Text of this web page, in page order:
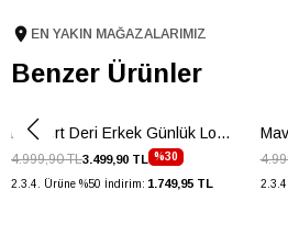
Bu günlük erkek loafer ayakkabı
ister şortlarla kombinleyin, her ortamda dikkat
Yaz akşamları için hafif ve şık bir
Renk Lacivert
EN YAKIN MAĞAZALARIMIZ
Benzer Ürünler
Lacivert Deri Erkek Günlük Loafer
%30
3.499,90 TL
4.999,90 TL
2.3.4. Ürüne %50 İndirim: 1.749,95 TL